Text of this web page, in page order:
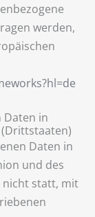
werden,
in
(Drittstaaten)
Daten in
und des
nicht statt, mit